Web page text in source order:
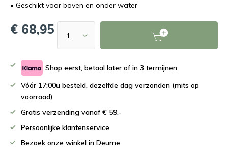
• Geschikt voor boven en onder water
€ 68,95
Shop eerst, betaal later of in 3 termijnen
Vóór 17:00u besteld, dezelfde dag verzonden (mits op
voorraad)
Gratis verzending vanaf € 59,-
Persoonlijke klantenservice
Bezoek onze winkel in Deurne